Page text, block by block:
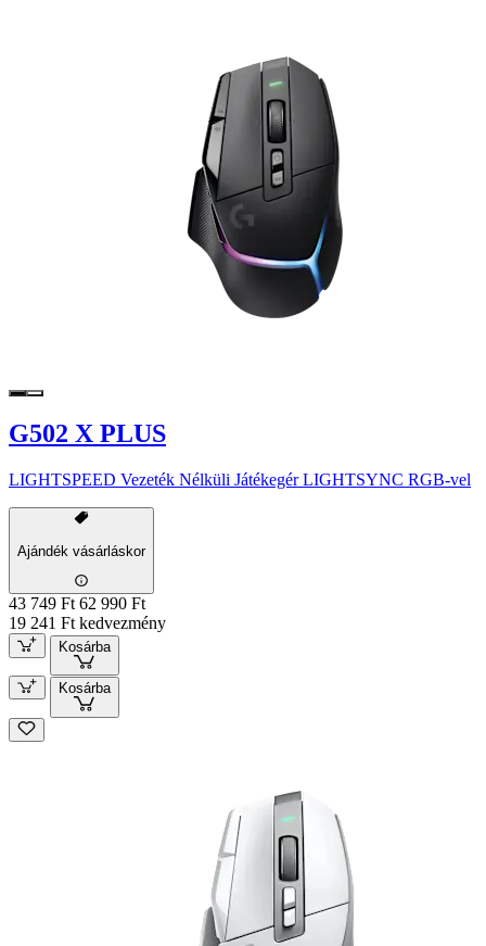
G502 X PLUS
LIGHTSPEED Vezeték Nélküli Játékegér LIGHTSYNC RGB-vel
Ajándék vásárláskor
43 749 Ft 62 990 Ft
19 241 Ft kedvezmény
Kosárba
Kosárba